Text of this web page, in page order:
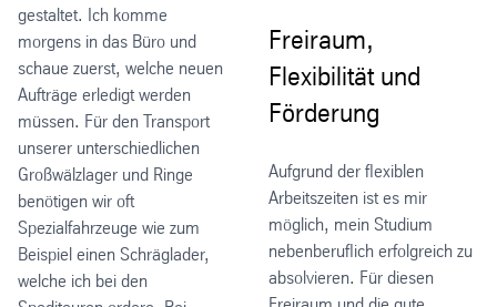
gestaltet. Ich komme
morgens in das Büro und
schaue zuerst, welche neuen
Aufträge erledigt werden
müssen. Für den Transport
unserer unterschiedlichen
Großwälzlager und Ringe
benötigen wir oft
Spezialfahrzeuge wie zum
Beispiel einen Schräglader,
welche ich bei den
Freiraum,
Flexibilität und
Förderung
Aufgrund der flexiblen
Arbeitszeiten ist es mir
möglich, mein Studium
nebenberuflich erfolgreich zu
absolvieren. Für diesen